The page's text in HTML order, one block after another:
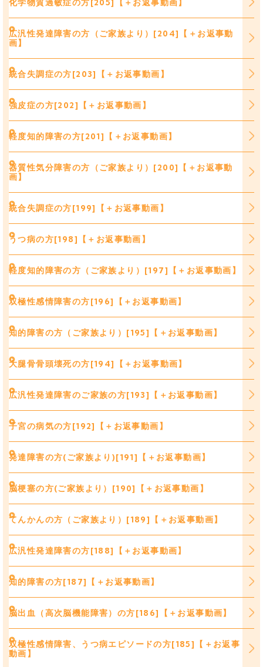
化学物質過敏症の方[205]【＋お返事動画】
広汎性発達障害の方（ご家族より）[204]【＋お返事動
画】
統合失調症の方[203]【＋お返事動画】
強皮症の方[202]【＋お返事動画】
軽度知的障害の方[201]【＋お返事動画】
器質性気分障害の方（ご家族より）[200]【＋お返事動
画】
統合失調症の方[199]【＋お返事動画】
うつ病の方[198]【＋お返事動画】
軽度知的障害の方（ご家族より）[197]【＋お返事動画】
双極性感情障害の方[196]【＋お返事動画】
知的障害の方（ご家族より）[195]【＋お返事動画】
大腿骨骨頭壊死の方[194]【＋お返事動画】
広汎性発達障害のご家族の方[193]【＋お返事動画】
子宮の病気の方[192]【＋お返事動画】
発達障害の方(ご家族より)[191]【＋お返事動画】
脳梗塞の方(ご家族より）[190]【＋お返事動画】
てんかんの方（ご家族より）[189]【＋お返事動画】
広汎性発達障害の方[188]【＋お返事動画】
知的障害の方[187]【＋お返事動画】
脳出血（高次脳機能障害）の方[186]【＋お返事動画】
双極性感情障害、うつ病エピソードの方[185]【＋お返事
動画】